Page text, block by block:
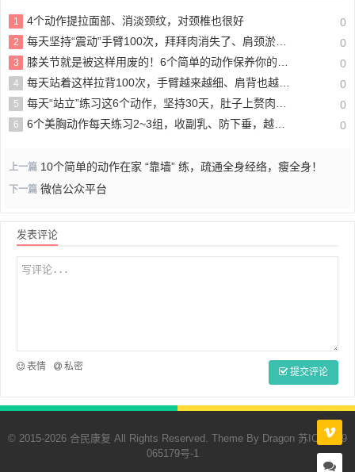
1 4个动作提拉面部、消淡颈纹，对颈椎也很好 0
2 每天坚持“震动”手臂100次，拜拜肉消失了、肩颈淤堵打通了，身材和气色越来越好！ 0
3 膝关节就是被这样用废的！6个简单的动作保养你的膝盖，50岁开始练习都不晚 0
4 每天站着这样拉背100次，手臂越来越细、肩背也越来越薄！ 0
5 每天“站立”练习这6个动作，坚持30天，肚子上赘肉没有了，腰也舒服了 0
6 6个美胸动作每天练习2~3组，收副乳、防下垂，越练越挺拔！ 0
上一篇 10个简单的动作在家 “靠墙” 练，疏通全身经络，瘦全身！
下一篇 微信公众平台
发表评论
表情 私密 提交评论
© 2015-2026 合民康复 All Rights Reserved. Theme By Dragon 苏ICP备19
065179号-1